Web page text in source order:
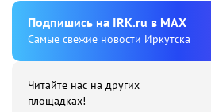
Подпишиcь на IRK.ru в MAX
Cамые свежие новости Иркутска
Читайте нас на других
площадках!